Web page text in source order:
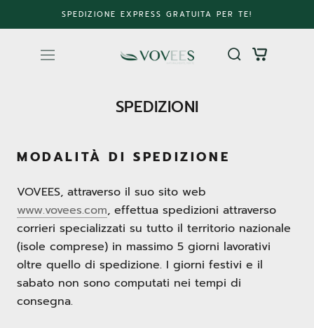
al
SPEDIZIONE EXPRESS GRATUITA PER TE!
SPEDIZIONI
MODALITÀ DI SPEDIZIONE
VOVEES, attraverso il suo sito web
www.vovees.com, effettua spedizioni attraverso
corrieri specializzati su tutto il territorio nazionale
(isole comprese) in massimo 5 giorni lavorativi
oltre quello di spedizione. I giorni festivi e il
sabato non sono computati nei tempi di
consegna.